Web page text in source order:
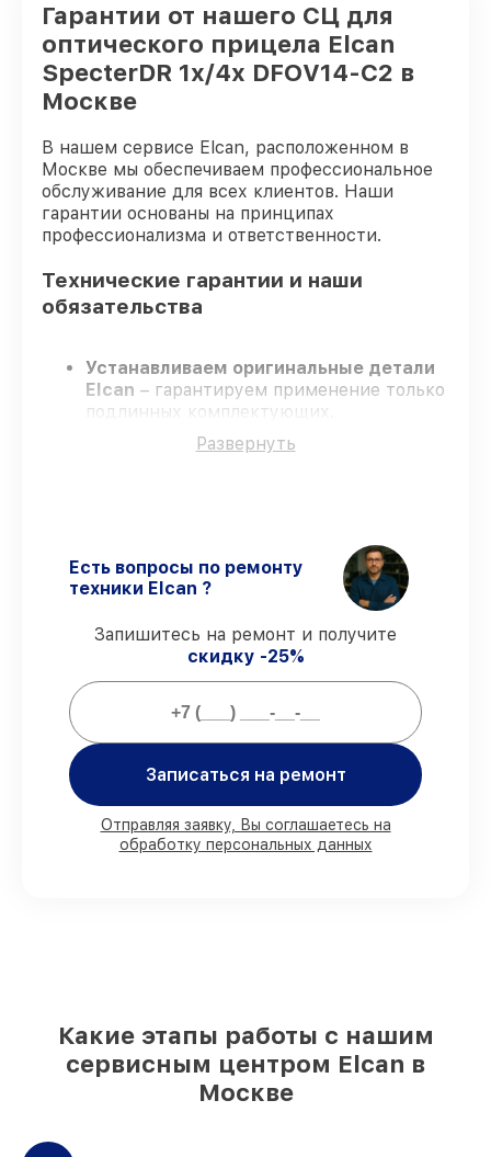
Гарантии от нашего СЦ для
оптического прицела Elcan
SpecterDR 1x/4x DFOV14-C2 в
Москве
В нашем сервисе Elcan, расположенном в
Москве мы обеспечиваем профессиональное
обслуживание для всех клиентов. Наши
гарантии основаны на принципах
профессионализма и ответственности.
Технические гарантии и наши
обязательства
Устанавливаем оригинальные детали
Elcan – гарантируем применение только
подлинных комплектующих.
Сертифицированные специалисты
проходят постоянное обучение, что
оптического прицела Elcan SpecterDR
1x/4x DFOV14-C2 в оговоренные сроки.
Гарантийное сопровождение– все
гарантийной поддержкой до 3 лет.
Мы гарантируем:
клиента
90%
деталей Elcan готовы к установке в
Москве, остальные доступны для
срочного заказа
Развернуть
Есть вопросы по ремонту
техники Elcan ?
Запишитесь на ремонт и получите
скидку -25%
Записаться на ремонт
Отправляя заявку, Вы соглашаетесь на
обработку персональных данных
Какие этапы работы с нашим
сервисным центром Elcan в
Москве